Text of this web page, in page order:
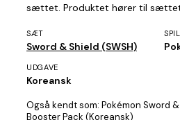
sættet. Produktet hører til sættet
SÆT
Sword & Shield (SWSH)
SPIL
UDGAVE
Koreansk
Også kendt som: Pokémon Sword
Booster Pack (Koreansk)